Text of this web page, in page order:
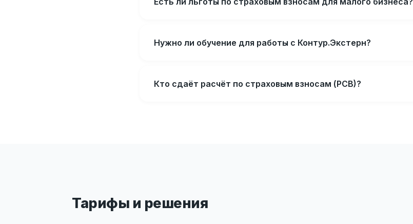
Нужно ли обучение для работы с Контур.Экстерн?
Кто сдаёт расчёт по страховым взносам (РСВ)?
Тарифы и решения